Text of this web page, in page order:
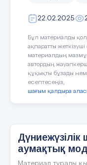
Күні:
Курс/Топ:
1МДТ – 24 б/б –
1БББ - 24 б/б
14.02.2025ж.
1БББ – 24 б/б
12.02.2025ж.
22.02.2025
Бұл материалды
ақпаратты
материалдың
автордың
құқықты бұзады
есептесеңіз,
шағым қалдыра
аумақтық